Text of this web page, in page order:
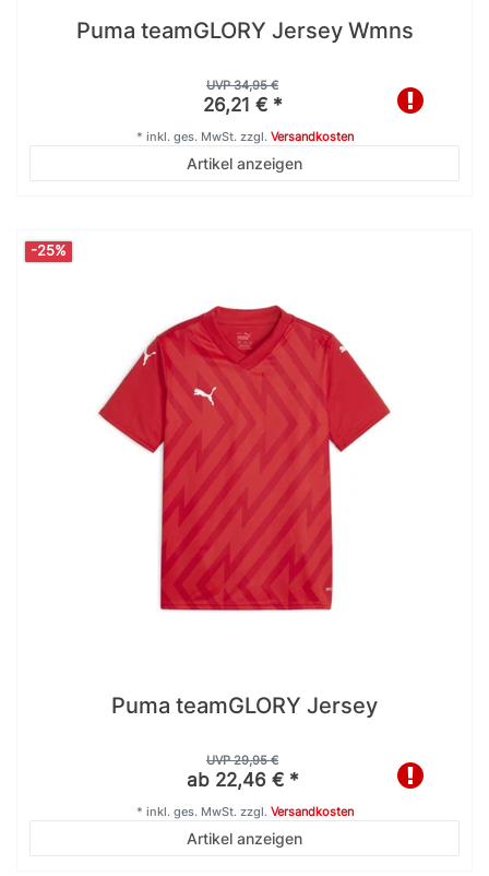
Puma teamGLORY Jersey Wmns
UVP 34,95 €
26,21 € *
Artikel anzeigen
* inkl. ges. MwSt.zzgl. Versandkosten
-25%
Puma teamGLORY Jersey
UVP 29,95 €
ab 22,46 € *
Artikel anzeigen
* inkl. ges. MwSt.zzgl. Versandkosten